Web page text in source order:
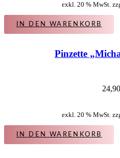
exkl. 20 % MwSt.
IN DEN WARENKORB
Pinzette
24,90
exkl. 20 % MwSt.
IN DEN WARENKORB